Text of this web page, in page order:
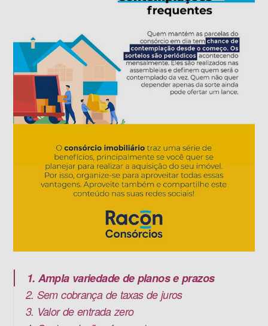
1. Ampla variedade de planos e prazos
2. Sem cobrança de taxas de juros
3. Valor de entrada zero